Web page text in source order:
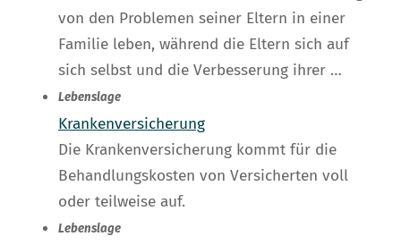
von den Problemen seiner Eltern in einer
Familie leben, während die Eltern sich auf
sich selbst und die Verbesserung ihrer …
Lebenslage
Krankenversicherung
Die Krankenversicherung kommt für die
Behandlungskosten von Versicherten voll
oder teilweise auf.
Lebenslage